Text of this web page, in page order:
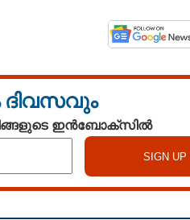
ദിവസവും
ഇൻബോക്സിൽ